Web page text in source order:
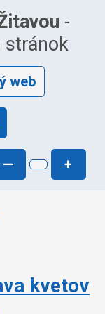
-
stránok
web
— +
kvetov